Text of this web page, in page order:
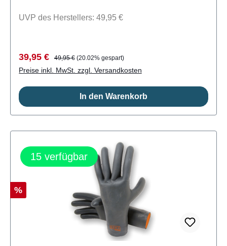
UVP des Herstellers: 49,95 €
Verkaufspreis:
39,95 € Regulärer Preis:
49,95 € (20.02% gespart)
Preise inkl. MwSt. zzgl. Versandkosten
In den Warenkorb
15 verfügbar
Rabatt
%